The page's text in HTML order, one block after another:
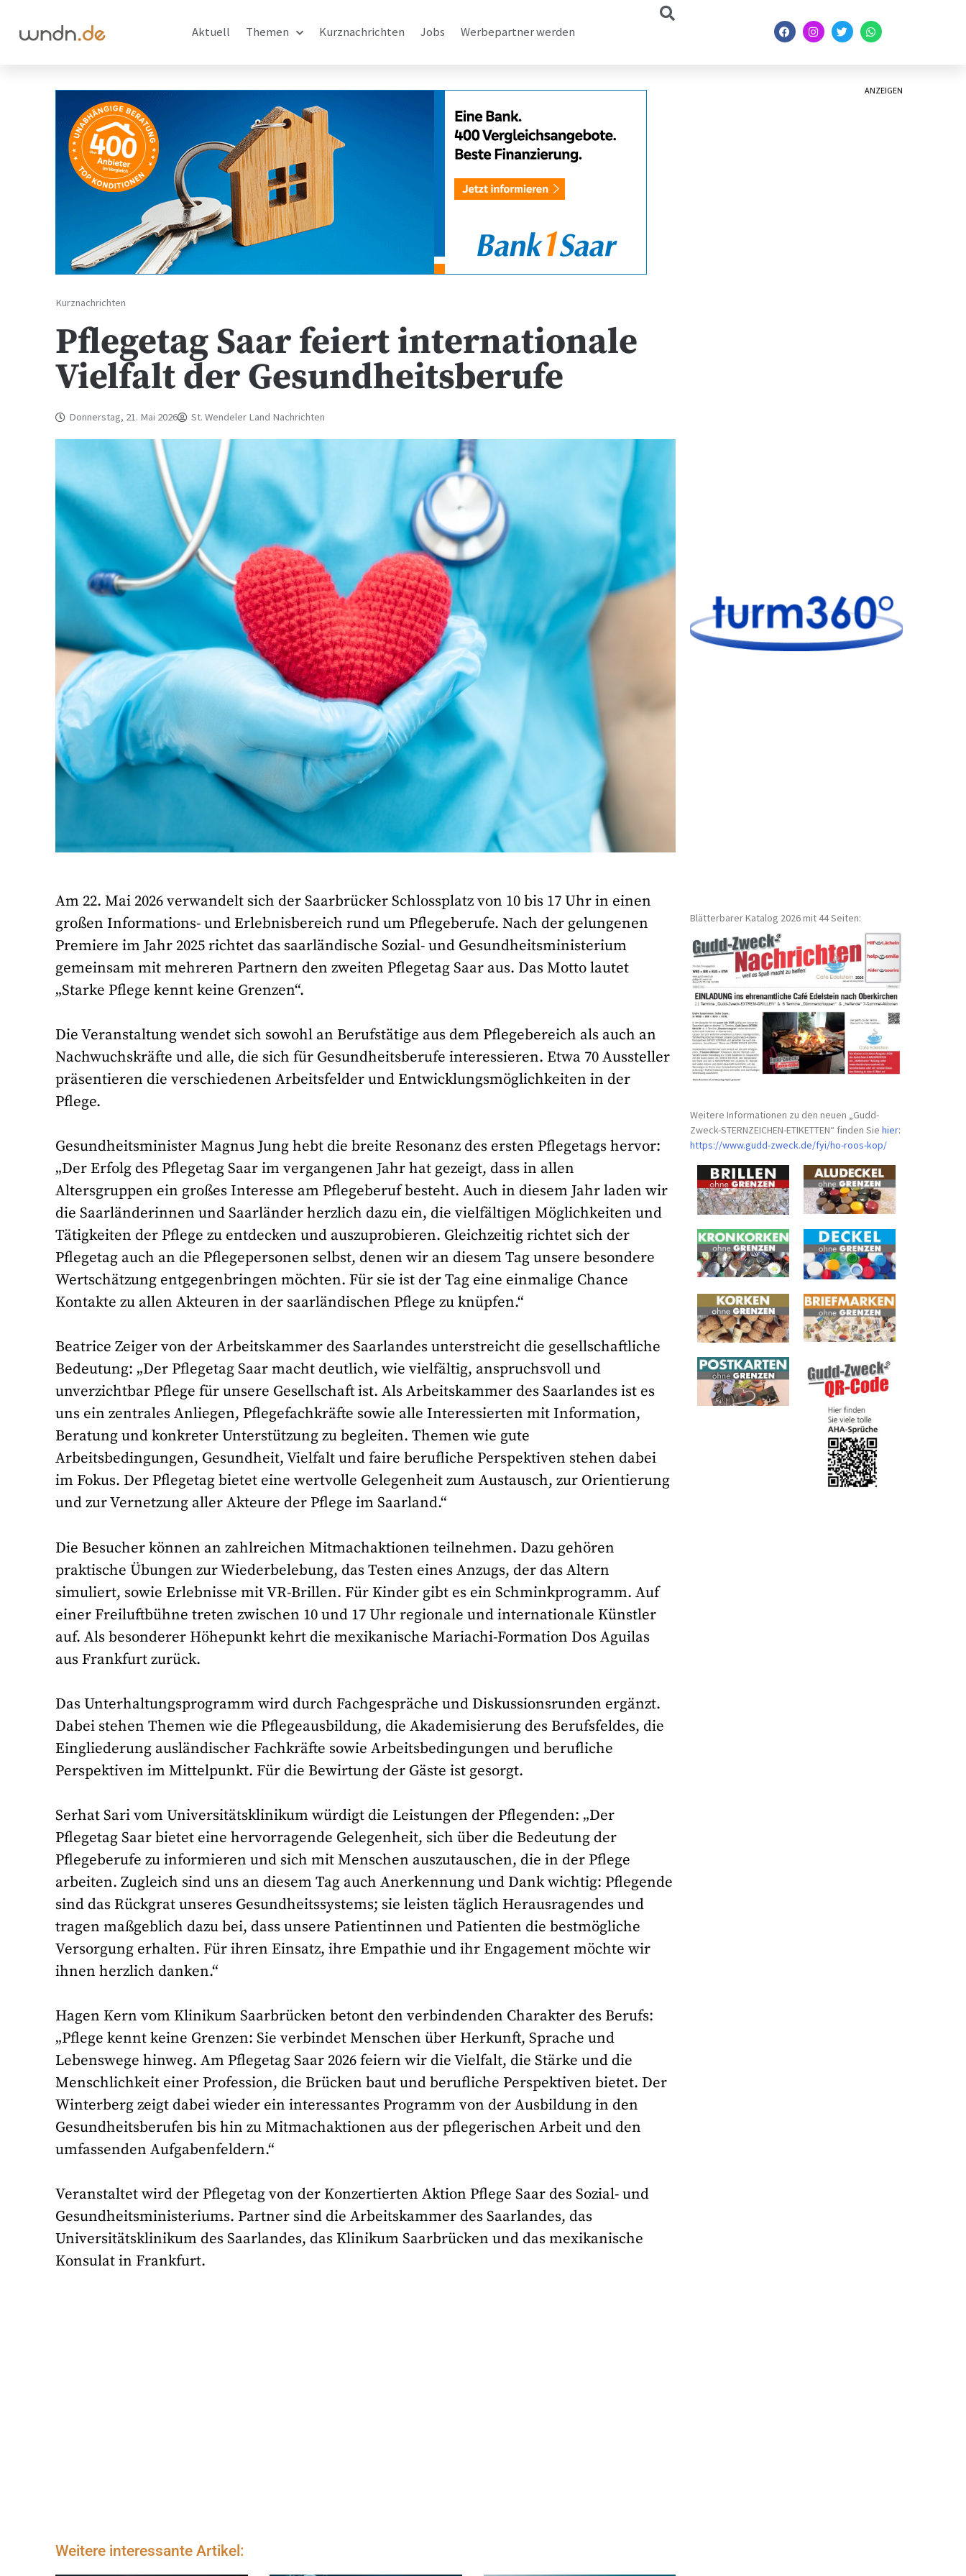
Aktuell Themen Kurznachrichten Jobs Werbepartner werden
Kurznachrichten
Pflegetag Saar feiert internationale
Vielfalt der Gesundheitsberufe
Donnerstag, 21. Mai 2026 St. Wendeler Land Nachrichten
Am 22. Mai 2026 verwandelt sich der Saarbrücker Schlossplatz von 10 bis 17 Uhr in einen
großen Informations- und Erlebnisbereich rund um Pflegeberufe. Nach der gelungenen
Premiere im Jahr 2025 richtet das saarländische Sozial- und Gesundheitsministerium
gemeinsam mit mehreren Partnern den zweiten Pflegetag Saar aus. Das Motto lautet
„Starke Pflege kennt keine Grenzen“.
Die Veranstaltung wendet sich sowohl an Berufstätige aus dem Pflegebereich als auch an
Nachwuchskräfte und alle, die sich für Gesundheitsberufe interessieren. Etwa 70 Aussteller
präsentieren die verschiedenen Arbeitsfelder und Entwicklungsmöglichkeiten in der
Pflege.
Gesundheitsminister Magnus Jung hebt die breite Resonanz des ersten Pflegetags hervor:
„Der Erfolg des Pflegetag Saar im vergangenen Jahr hat gezeigt, dass in allen
Altersgruppen ein großes Interesse am Pflegeberuf besteht. Auch in diesem Jahr laden wir
die Saarländerinnen und Saarländer herzlich dazu ein, die vielfältigen Möglichkeiten und
Tätigkeiten der Pflege zu entdecken und auszuprobieren. Gleichzeitig richtet sich der
Pflegetag auch an die Pflegepersonen selbst, denen wir an diesem Tag unsere besondere
Wertschätzung entgegenbringen möchten. Für sie ist der Tag eine einmalige Chance
Kontakte zu allen Akteuren in der saarländischen Pflege zu knüpfen.“
Beatrice Zeiger von der Arbeitskammer des Saarlandes unterstreicht die gesellschaftliche
Bedeutung: „Der Pflegetag Saar macht deutlich, wie vielfältig, anspruchsvoll und
unverzichtbar Pflege für unsere Gesellschaft ist. Als Arbeitskammer des Saarlandes ist es
uns ein zentrales Anliegen, Pflegefachkräfte sowie alle Interessierten mit Information,
Beratung und konkreter Unterstützung zu begleiten. Themen wie gute
Arbeitsbedingungen, Gesundheit, Vielfalt und faire berufliche Perspektiven stehen dabei
im Fokus. Der Pflegetag bietet eine wertvolle Gelegenheit zum Austausch, zur Orientierung
und zur Vernetzung aller Akteure der Pflege im Saarland.“
Die Besucher können an zahlreichen Mitmachaktionen teilnehmen. Dazu gehören
praktische Übungen zur Wiederbelebung, das Testen eines Anzugs, der das Altern
simuliert, sowie Erlebnisse mit VR-Brillen. Für Kinder gibt es ein Schminkprogramm. Auf
einer Freiluftbühne treten zwischen 10 und 17 Uhr regionale und internationale Künstler
auf. Als besonderer Höhepunkt kehrt die mexikanische Mariachi-Formation Dos Aguilas
aus Frankfurt zurück.
Das Unterhaltungsprogramm wird durch Fachgespräche und Diskussionsrunden ergänzt.
Dabei stehen Themen wie die Pflegeausbildung, die Akademisierung des Berufsfeldes, die
Eingliederung ausländischer Fachkräfte sowie Arbeitsbedingungen und berufliche
Perspektiven im Mittelpunkt. Für die Bewirtung der Gäste ist gesorgt.
Serhat Sari vom Universitätsklinikum würdigt die Leistungen der Pflegenden: „Der
Pflegetag Saar bietet eine hervorragende Gelegenheit, sich über die Bedeutung der
Pflegeberufe zu informieren und sich mit Menschen auszutauschen, die in der Pflege
arbeiten. Zugleich sind uns an diesem Tag auch Anerkennung und Dank wichtig: Pflegende
sind das Rückgrat unseres Gesundheitssystems; sie leisten täglich Herausragendes und
tragen maßgeblich dazu bei, dass unsere Patientinnen und Patienten die bestmögliche
Versorgung erhalten. Für ihren Einsatz, ihre Empathie und ihr Engagement möchte wir
ihnen herzlich danken.“
Hagen Kern vom Klinikum Saarbrücken betont den verbindenden Charakter des Berufs:
„Pflege kennt keine Grenzen: Sie verbindet Menschen über Herkunft, Sprache und
Lebenswege hinweg. Am Pflegetag Saar 2026 feiern wir die Vielfalt, die Stärke und die
Menschlichkeit einer Profession, die Brücken baut und berufliche Perspektiven bietet. Der
Winterberg zeigt dabei wieder ein interessantes Programm von der Ausbildung in den
Gesundheitsberufen bis hin zu Mitmachaktionen aus der pflegerischen Arbeit und den
umfassenden Aufgabenfeldern.“
Veranstaltet wird der Pflegetag von der Konzertierten Aktion Pflege Saar des Sozial- und
Gesundheitsministeriums. Partner sind die Arbeitskammer des Saarlandes, das
Universitätsklinikum des Saarlandes, das Klinikum Saarbrücken und das mexikanische
Konsulat in Frankfurt.
Weitere interessante Artikel:
ANZEIGEN
Blätterbarer Katalog 2026 mit 44 Seiten:
Weitere Informationen zu den neuen „Gudd-
Zweck-STERNZEICHEN-ETIKETTEN“ finden Siehier:
https://www.gudd-zweck.de/fyi/ho-roos-kop/